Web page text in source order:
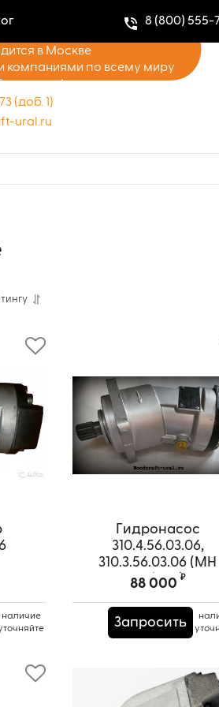
8 (800) 555-
в Москве
компаниями по всему миру
(доб. 1)
ural.ru
наличие
Гидронасос
310.4.56.03.06,
310.3.56.03.06 (МН
56/32.3)
88 000 ₽
Запросить